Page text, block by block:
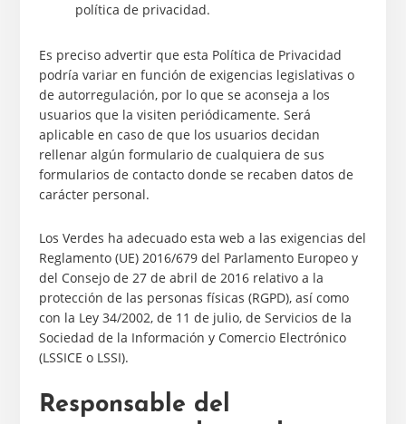
política de privacidad.
Es preciso advertir que esta Política de Privacidad
podría variar en función de exigencias legislativas o
de autorregulación, por lo que se aconseja a los
usuarios que la visiten periódicamente. Será
aplicable en caso de que los usuarios decidan
rellenar algún formulario de cualquiera de sus
formularios de contacto donde se recaben datos de
carácter personal.
Los Verdes ha adecuado esta web a las exigencias del
Reglamento (UE) 2016/679 del Parlamento Europeo y
del Consejo de 27 de abril de 2016 relativo a la
protección de las personas físicas (RGPD), así como
con la Ley 34/2002, de 11 de julio, de Servicios de la
Sociedad de la Información y Comercio Electrónico
(LSSICE o LSSI).
Responsable del